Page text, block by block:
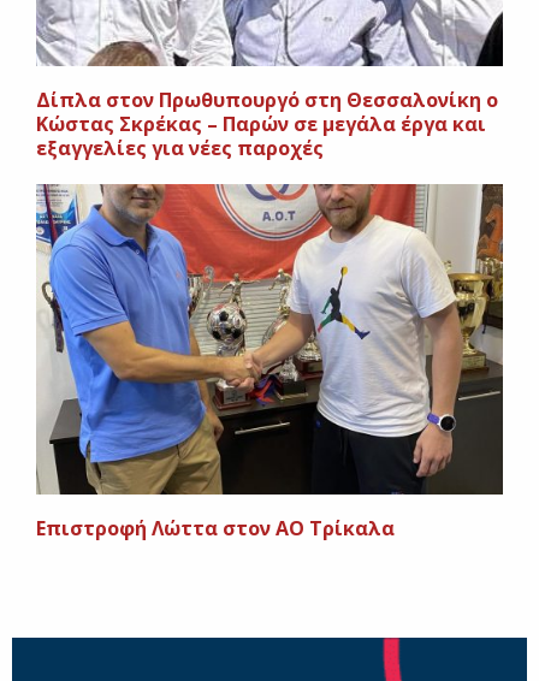
Δίπλα στον Πρωθυπουργό στη Θεσσαλονίκη ο
Κώστας Σκρέκας – Παρών σε μεγάλα έργα και
εξαγγελίες για νέες παροχές
Επιστροφή Λώττα στον ΑΟ Τρίκαλα